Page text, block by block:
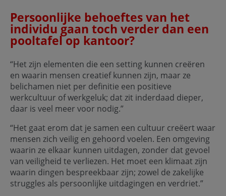
Persoonlijke behoeftes van het
individu gaan toch verder dan een
pooltafel op kantoor?
“Het zijn elementen die een setting kunnen creëren
en waarin mensen creatief kunnen zijn, maar ze
belichamen niet per definitie een positieve
werkcultuur of werkgeluk; dat zit inderdaad dieper,
daar is veel meer voor nodig.”
“Het gaat erom dat je samen een cultuur creëert waar
mensen zich veilig en gehoord voelen. Een omgeving
waarin ze elkaar kunnen uitdagen, zonder dat gevoel
van veiligheid te verliezen. Het moet een klimaat zijn
waarin dingen bespreekbaar zijn; zowel de zakelijke
struggles als persoonlijke uitdagingen en verdriet.”